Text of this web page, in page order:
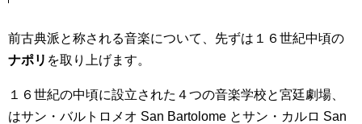
前古典派と称される音楽について、先ずは１６世紀中頃の
ナポリ を取り上げます。
１６世紀の中頃に設立された４つの音楽学校と宮廷劇場、
はサン・バルトロメオ San Bartolome とサン・カルロ San